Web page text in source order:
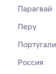
Парагвай
Перу
Россия